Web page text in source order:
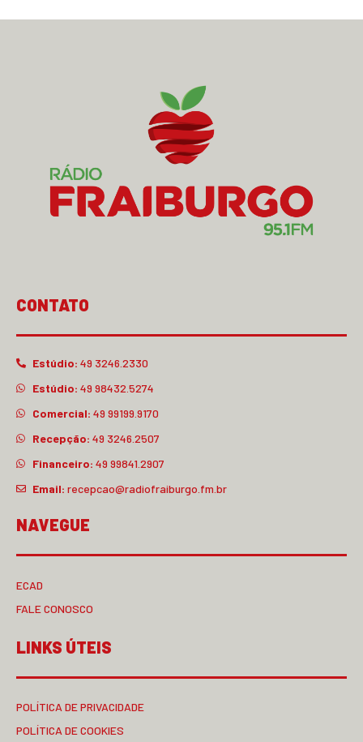
CONTATO
Estúdio: 49 3246.2330
Estúdio: 49 98432.5274
Comercial: 49 99199.9170
Recepção: 49 3246.2507
Financeiro: 49 99841.2907
Email: recepcao@radiofraiburgo.fm.br
NAVEGUE
ECAD
FALE CONOSCO
LINKS ÚTEIS
POLÍTICA DE PRIVACIDADE
POLÍTICA DE COOKIES